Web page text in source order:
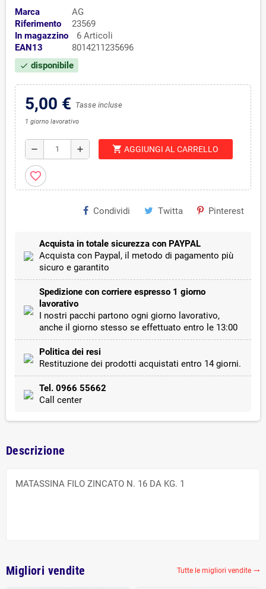
Marca
AG
Riferimento
23569
In magazzino
6 Articoli
EAN13
8014211235696
check disponibile
5,00 € Tasse incluse
1 giorno lavorativo
remove add shopping_cart AGGIUNGI AL CARRELLO
favorite_border
Condividi Twitta Pinterest
Acquista in totale sicurezza con PAYPAL
Acquista con Paypal, il metodo di pagamento più
sicuro e garantito
Spedizione con corriere espresso 1 giorno
lavorativo
I nostri pacchi partono ogni giorno lavorativo,
anche il giorno stesso se effettuato entro le 13:00
Politica dei resi
Restituzione dei prodotti acquistati entro 14 giorni.
Tel. 0966 55662
Call center
Descrizione
MATASSINA FILO ZINCATO N. 16 DA KG. 1
Migliori vendite Tutte le migliori vendite 